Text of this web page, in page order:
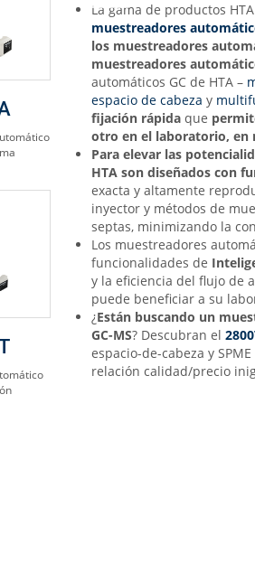
La gama de productos
muestreadores
los muestreadores
muestreadores
automáticos GC de HTA –
espacio de cabeza y
fijación rápida que
otro en el laboratorio, en
Para elevar las
HTA son diseñados con
exacta y altamente
inyector y métodos de
septas, minimizando la
Los muestreadores
funcionalidades de
y la eficiencia del flujo de
puede beneficiar a su
¿Están buscando un
GC-MS? Descubran el
espacio-de-cabeza y
relación calidad/precio